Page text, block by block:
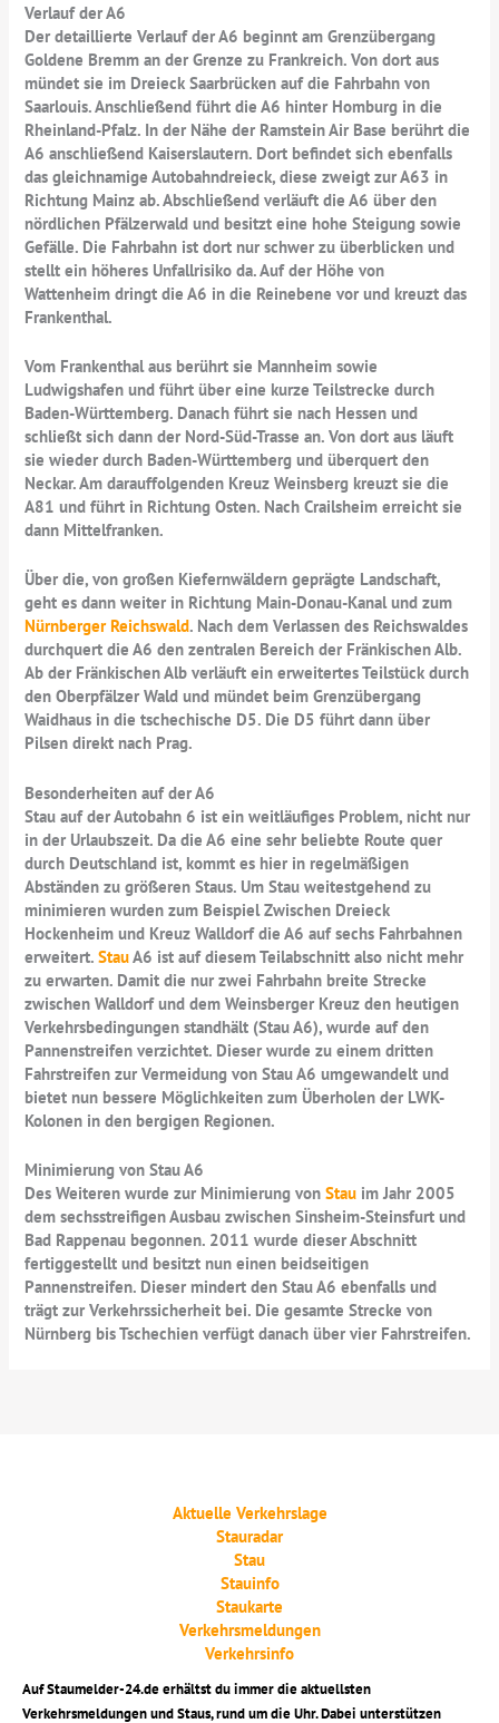
Verlauf der A6
Der detaillierte Verlauf der A6 beginnt am Grenzübergang
Goldene Bremm an der Grenze zu Frankreich. Von dort aus
mündet sie im Dreieck Saarbrücken auf die Fahrbahn von
Saarlouis. Anschließend führt die A6 hinter Homburg in die
Rheinland-Pfalz. In der Nähe der Ramstein Air Base berührt die
A6 anschließend Kaiserslautern. Dort befindet sich ebenfalls
das gleichnamige Autobahndreieck, diese zweigt zur A63 in
Richtung Mainz ab. Abschließend verläuft die A6 über den
nördlichen Pfälzerwald und besitzt eine hohe Steigung sowie
Gefälle. Die Fahrbahn ist dort nur schwer zu überblicken und
stellt ein höheres Unfallrisiko da. Auf der Höhe von
Wattenheim dringt die A6 in die Reinebene vor und kreuzt das
Frankenthal.
Vom Frankenthal aus berührt sie Mannheim sowie
Ludwigshafen und führt über eine kurze Teilstrecke durch
Baden-Württemberg. Danach führt sie nach Hessen und
schließt sich dann der Nord-Süd-Trasse an. Von dort aus läuft
sie wieder durch Baden-Württemberg und überquert den
Neckar. Am darauffolgenden Kreuz Weinsberg kreuzt sie die
A81 und führt in Richtung Osten. Nach Crailsheim erreicht sie
dann Mittelfranken.
Über die, von großen Kiefernwäldern geprägte Landschaft,
geht es dann weiter in Richtung Main-Donau-Kanal und zum
Nürnberger Reichswald. Nach dem Verlassen des Reichswaldes
durchquert die A6 den zentralen Bereich der Fränkischen Alb.
Ab der Fränkischen Alb verläuft ein erweitertes Teilstück durch
den Oberpfälzer Wald und mündet beim Grenzübergang
Waidhaus in die tschechische D5. Die D5 führt dann über
Pilsen direkt nach Prag.
Besonderheiten auf der A6
Stau auf der Autobahn 6 ist ein weitläufiges Problem, nicht nur
in der Urlaubszeit. Da die A6 eine sehr beliebte Route quer
durch Deutschland ist, kommt es hier in regelmäßigen
Abständen zu größeren Staus. Um Stau weitestgehend zu
minimieren wurden zum Beispiel Zwischen Dreieck
Hockenheim und Kreuz Walldorf die A6 auf sechs Fahrbahnen
erweitert.StauA6 ist auf diesem Teilabschnitt also nicht mehr
zu erwarten. Damit die nur zwei Fahrbahn breite Strecke
zwischen Walldorf und dem Weinsberger Kreuz den heutigen
Verkehrsbedingungen standhält (Stau A6), wurde auf den
Pannenstreifen verzichtet. Dieser wurde zu einem dritten
Fahrstreifen zur Vermeidung von Stau A6 umgewandelt und
bietet nun bessere Möglichkeiten zum Überholen der LWK-
Kolonen in den bergigen Regionen.
Minimierung von Stau A6
Des Weiteren wurde zur Minimierung vonStau im Jahr 2005
dem sechsstreifigen Ausbau zwischen Sinsheim-Steinsfurt und
Bad Rappenau begonnen. 2011 wurde dieser Abschnitt
fertiggestellt und besitzt nun einen beidseitigen
Pannenstreifen. Dieser mindert den Stau A6 ebenfalls und
trägt zur Verkehrssicherheit bei. Die gesamte Strecke von
Nürnberg bis Tschechien verfügt danach über vier Fahrstreifen.
Aktuelle Verkehrslage
Stauradar
Stau
Stauinfo
Staukarte
Verkehrsmeldungen
Verkehrsinfo
Auf Staumelder-24.de erhältst du immer die aktuellsten
Verkehrsmeldungen und Staus, rund um die Uhr. Dabei unterstützen